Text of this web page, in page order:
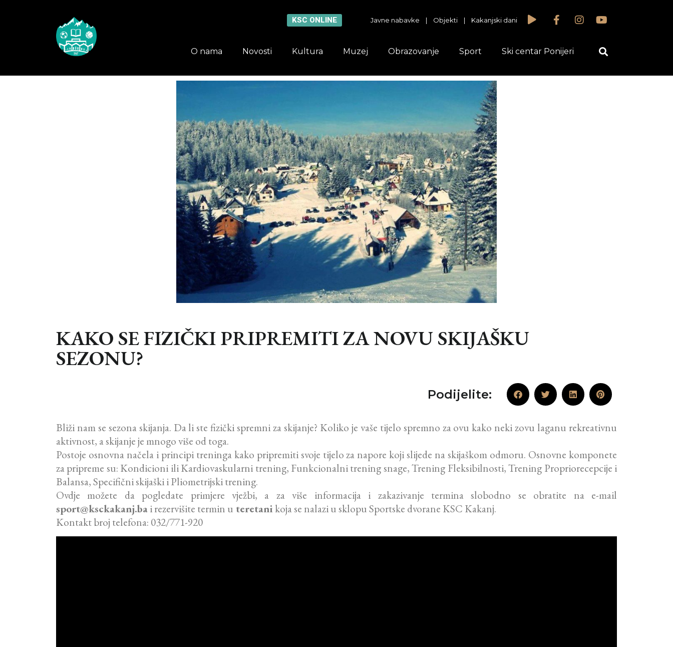
KSC ONLINE Javne nabavke | Objekti | Kakanjski dani
O nama Novosti Kultura Muzej Obrazovanje Sport Ski centar Ponijeri
KAKO SE FIZIČKI PRIPREMITI ZA NOVU SKIJAŠKU
SEZONU?
Podijelite:
Bliži nam se sezona skijanja. Da li ste fizički spremni za skijanje? Koliko je vaše tijelo spremno za ovu kako neki zovu laganu rekreativnu
aktivnost, a skijanje je mnogo više od toga.
Postoje osnovna načela i principi treninga kako pripremiti svoje tijelo za napore koji slijede na skijaškom odmoru. Osnovne komponete
za pripreme su: Kondicioni ili Kardiovaskularni trening, Funkcionalni trening snage, Trening Fleksibilnosti, Trening Propriorecepcije i
Balansa, Specifični skijaški i Pliometrijski trening.
Ovdje možete da pogledate primjere vježbi, a za više informacija i zakazivanje termina slobodno se obratite na e-mail
sport@ksckakanj.bai rezervišite termin u teretani koja se nalazi u sklopu Sportske dvorane KSC Kakanj.
Kontakt broj telefona: 032/771-920